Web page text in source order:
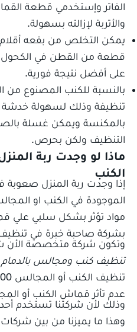
الفاتر وإستخدمي قطعة
والأتربة لإزالته بسهولة.
يمكن التخلص من بقعه
قطعة من القطن في
على أفضل نتيجة فورية.
بالنسبة للكنب المصنوع من
تنظيفة وذلك لسهولة
بالمكنسة ويمكن غسلة
التنظيف ولكن بحرص.
ماذا لو وجدت ربة
الكنب
إذا وجدت ربة المنزل
الموجودة في الكنب او
مواد تؤثر بشكل سلبي علي
بشركة صاحبة خبرة في
وتكون شركة متخصصة الأن
تنظيف كنب ومجالس بالدمام
عدم تأثر قماش الكنب أو
وذلك لأن شركتنا تستخدم
وهذا ما يميزنا من بين